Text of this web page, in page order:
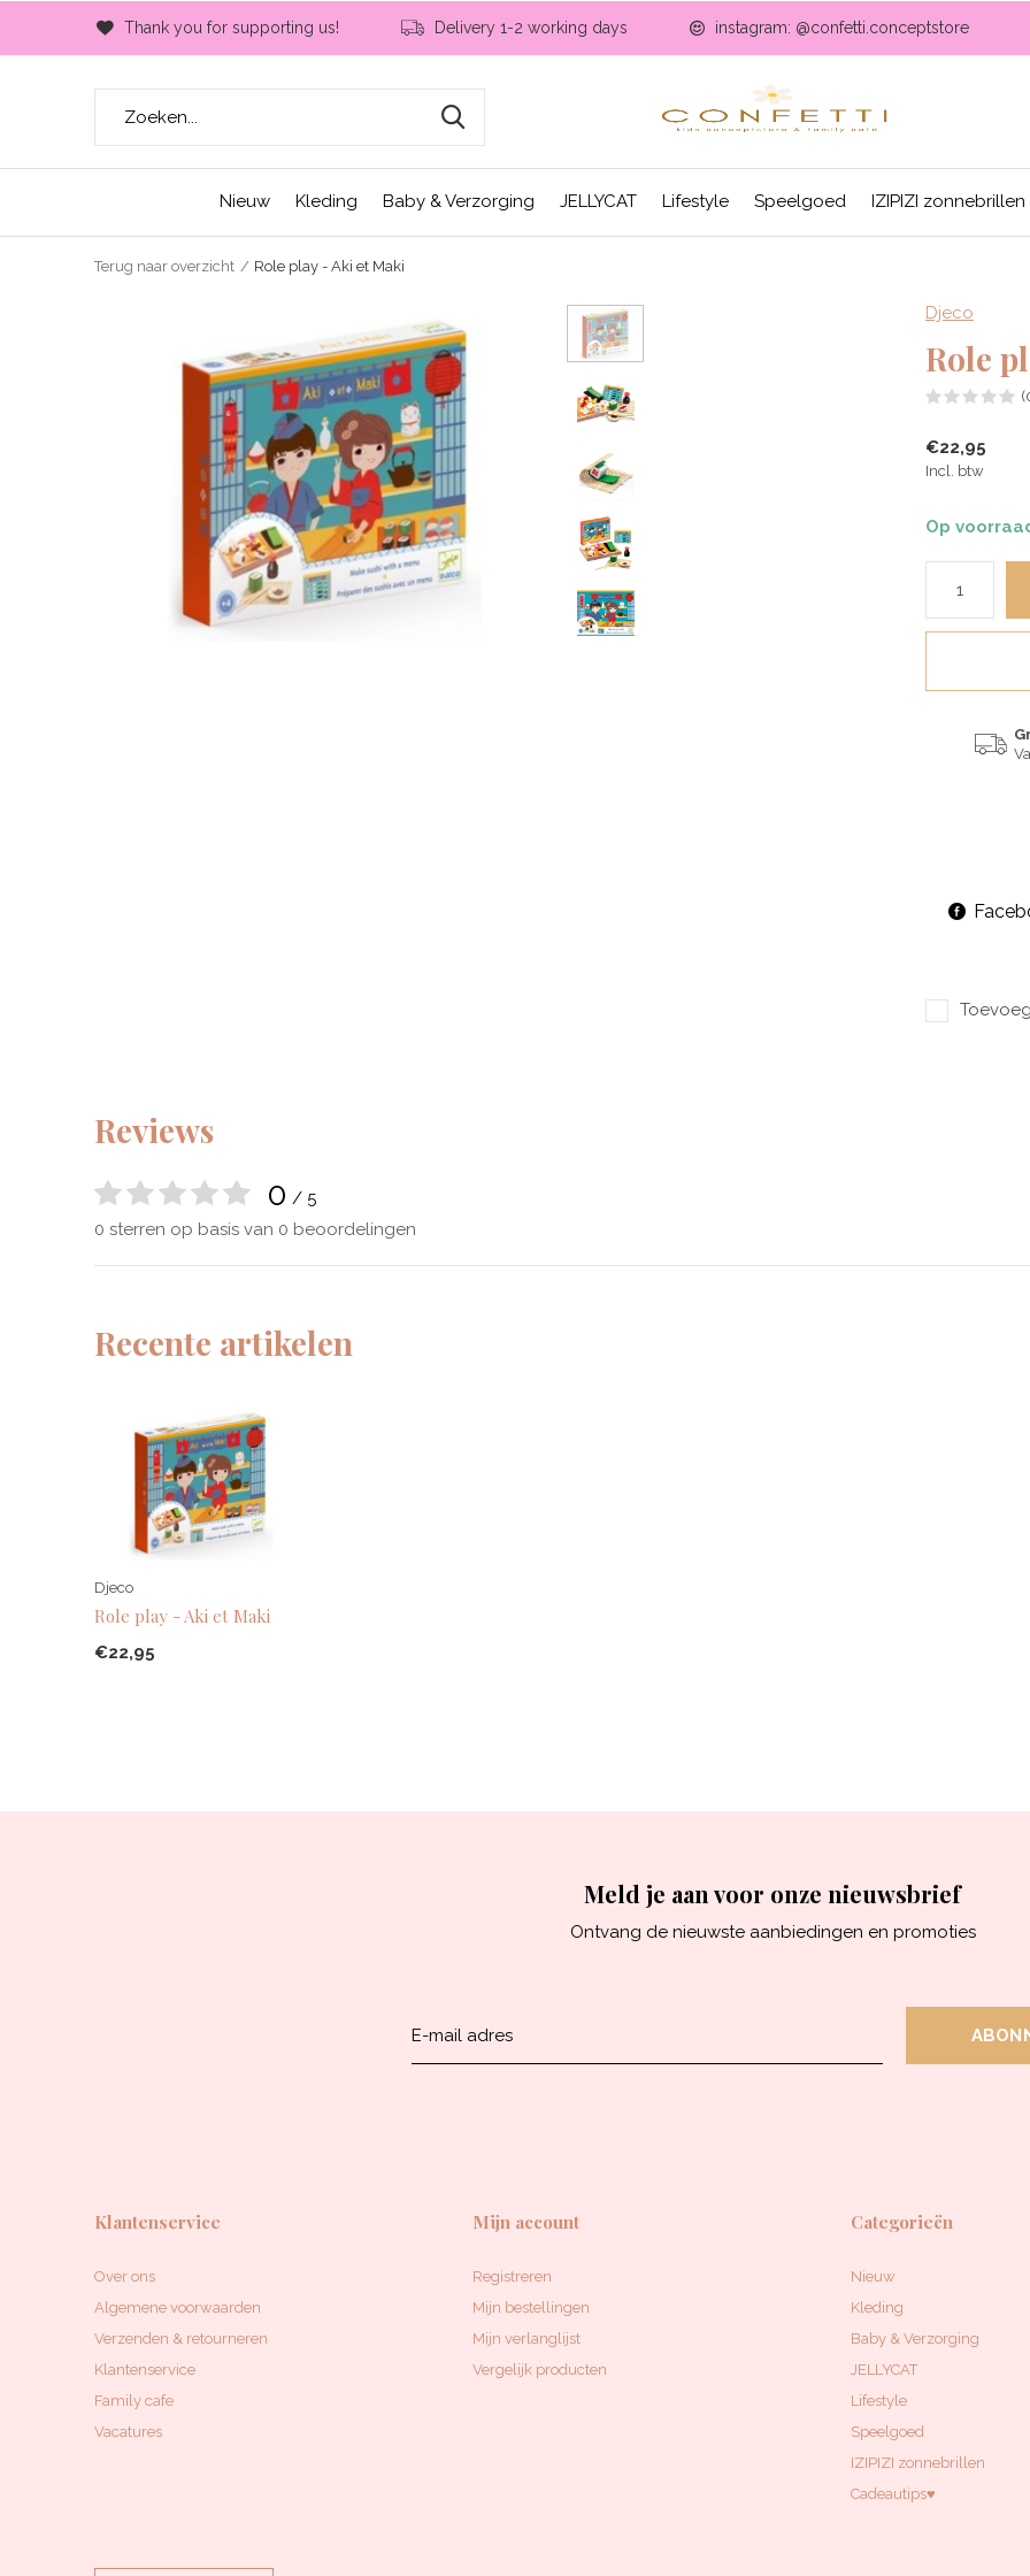
Nieuw Kleding Baby & Verzorging JELLYCAT Lifestyle Speelgoed IZIPIZI zonnebrillen
Thank you for supporting us! Delivery 1-2 working days instagram: @confetti.conceptstore
Terug naar overzicht Role play - Aki et Maki
Djeco
Role
€22,95
Incl. btw
Op
Reviews
0 / 5
0 sterren op basis van 0 beoordelingen
Recente artikelen
Djeco
Role play - Aki et Maki
€22,95
Meld je aan voor onze nieuwsbrief
Ontvang de nieuwste aanbiedingen en promoties
Klantenservice
Over ons
Algemene voorwaarden
Verzenden & retourneren
Klantenservice
Family cafe
Vacatures
Mijn account
Registreren
Mijn bestellingen
Mijn verlanglijst
Vergelijk producten
Categorieën
Nieuw
Kleding
Baby & Verzorging
JELLYCAT
Lifestyle
Speelgoed
IZIPIZI zonnebrillen
Cadeautips♥